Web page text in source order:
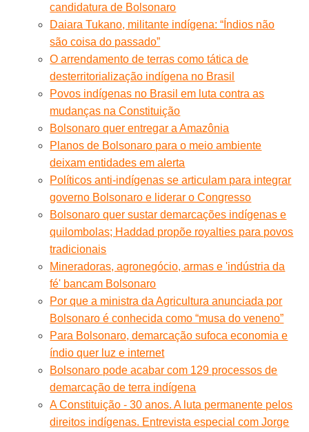
candidatura de Bolsonaro
Daiara Tukano, militante indígena: “Índios não
são coisa do passado”
O arrendamento de terras como tática de
desterritorialização indígena no Brasil
Povos indígenas no Brasil em luta contra as
mudanças na Constituição
Bolsonaro quer entregar a Amazônia
Planos de Bolsonaro para o meio ambiente
deixam entidades em alerta
Políticos anti-indígenas se articulam para integrar
governo Bolsonaro e liderar o Congresso
Bolsonaro quer sustar demarcações indígenas e
quilombolas; Haddad propõe royalties para povos
tradicionais
Mineradoras, agronegócio, armas e 'indústria da
fé' bancam Bolsonaro
Por que a ministra da Agricultura anunciada por
Bolsonaro é conhecida como “musa do veneno”
Para Bolsonaro, demarcação sufoca economia e
índio quer luz e internet
Bolsonaro pode acabar com 129 processos de
demarcação de terra indígena
A Constituição - 30 anos. A luta permanente pelos
direitos indígenas. Entrevista especial com Jorge